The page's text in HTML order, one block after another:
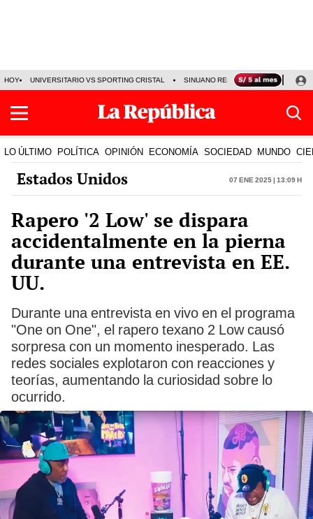
HOY UNIVERSITARIO VS SPORTING CRISTAL SINUANO RESULTADOS HOY
LO ÚLTIMO POLÍTICA OPINIÓN ECONOMÍA SOCIEDAD MUNDO
Estados Unidos 07 Ene 2025 | 13:09 h
Rapero '2 Low' se dispara
accidentalmente en la pierna
durante una entrevista en EE.
UU.
Durante una entrevista en vivo en el programa
"One on One", el rapero texano 2 Low causó
sorpresa con un momento inesperado. Las
redes sociales explotaron con reacciones y
teorías, aumentando la curiosidad sobre lo
ocurrido.